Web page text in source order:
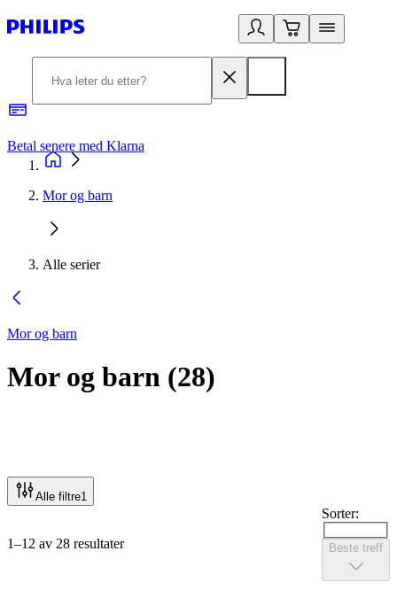
Betal senere med Klarna
Mor og barn
Alle serier
Mor og barn
Mor og barn (28)
Alle filtre1
1–12 av 28 resultater
Sorter:
Beste treff